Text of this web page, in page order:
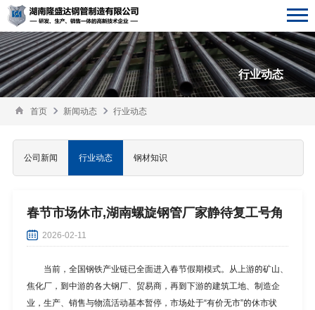
行业动态
首页 新闻动态 行业动态
公司新闻 行业动态 钢材知识
春节市场休市,湖南螺旋钢管厂家静待复工号角
2026-02-11
当前，全国钢铁产业链已全面进入春节假期模式。从上游的矿山、
焦化厂，到中游的各大钢厂、贸易商，再到下游的建筑工地、制造企
业，生产、销售与物流活动基本暂停，市场处于“有价无市”的休市状